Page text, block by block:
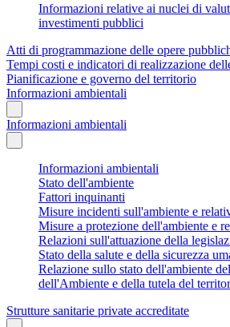
Informazioni relative ai nuclei di
investimenti pubblici
Atti di programmazione delle opere
Tempi costi e indicatori di realizzazione
Pianificazione e governo del territorio
Informazioni ambientali
Informazioni ambientali
Informazioni ambientali
Stato dell'ambiente
Fattori inquinanti
Misure incidenti sull'ambiente e
Misure a protezione dell'ambiente e
Relazioni sull'attuazione della
Stato della salute e della sicurezza
Relazione sullo stato dell'ambiente
dell'Ambiente e della tutela del
Strutture sanitarie private accreditate